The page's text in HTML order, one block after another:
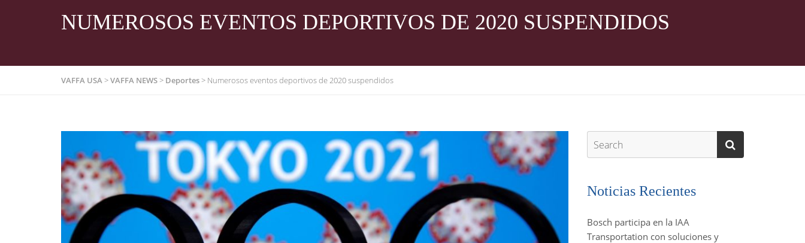
NUMEROSOS EVENTOS DEPORTIVOS DE 2020 SUSPENDIDOS
VAFFA USA>VAFFA NEWS> Deportes> Numerosos eventos deportivos de 2020 suspendidos
Noticias Recientes
Bosch participa en la IAA
Transportation con soluciones y